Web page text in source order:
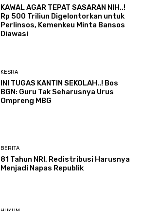
KAWAL AGAR TEPAT SASARAN NIH..!
Rp 500 Triliun Digelontorkan untuk
Perlinsos, Kemenkeu Minta Bansos
Diawasi
KESRA
INI TUGAS KANTIN SEKOLAH..! Bos
BGN: Guru Tak Seharusnya Urus
Ompreng MBG
BERITA
81 Tahun NRI, Redistribusi Harusnya
Menjadi Napas Republik